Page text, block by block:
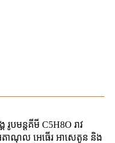
រូបមន្តគីមី C5H8O រាវ
តាណុល អេធើរ អាសេតូន និង